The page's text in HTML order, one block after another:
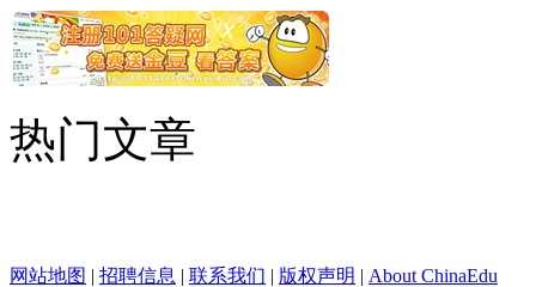
热门文章
网站地图 | 招聘信息 | 联系我们 | 版权声明 | About ChinaEdu